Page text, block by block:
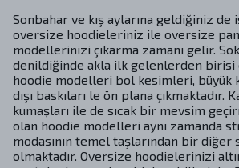
Sonbahar ve kış aylarına geldiğiniz de
oversize hoodieleriniz ile oversize
modellerinizi çıkarma zamanı gelir.
denildiğinde akla ilk gelenlerden birisi
hoodie modelleri bol kesimleri, büyük
dışı baskıları le ön plana çıkmaktadır.
kumaşları ile de sıcak bir mevsim
olan hoodie modelleri aynı zamanda
modasının temel taşlarından bir diğer
olmaktadır. Oversize hoodielerinizi